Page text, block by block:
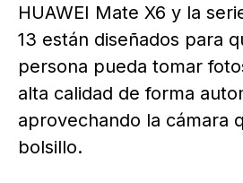
HUAWEI Mate X6 y la
13 están diseñados para
persona pueda tomar
alta calidad de forma
aprovechando la cámara
bolsillo.